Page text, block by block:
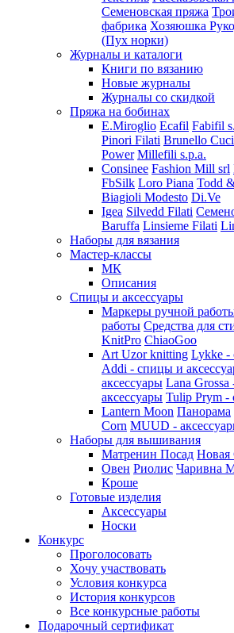
Семеновская пряжа
фабрика Хозяюшка
(Пух норки)
Журналы и каталоги
Книги по вязанию
Новые журналы
Журналы со скидкой
Пряжа на бобинах
E.Miroglio Ecafil Fabifil
Pinori Filati Brunello
Power Millefili s.p.a.
Consinee Fashion Mill srl
FbSilk Loro Piana Todd
Biagioli Modesto Di.Ve
Igea Silvedd Filati
Baruffa Linsieme Filati
Наборы для вязания
Мастер-классы
МК
Описания
Спицы и аксессуары
Маркеры ручной
работы Средства для
KnitPro ChiaoGoo
Art Uzor knitting Lykke -
Addi - спицы и
аксессуары Lana
аксессуары Tulip Prym -
Lantern Moon Панорама
Corn MUUD -
Наборы для вышивания
Матренин Посад Новая
Овен Риолис Чаривна
Кроше
Готовые изделия
Аксессуары
Носки
Конкурс
Проголосовать
Хочу участвовать
Условия конкурса
История конкурсов
Все конкурсные работы
Подарочный сертификат